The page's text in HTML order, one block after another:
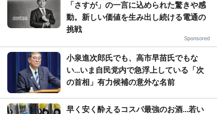
「さすが」の一言に込められた驚きや感
動。新しい価値を生み出し続ける電通の
挑戦
Sponsored
小泉進次郎氏でも、高市早苗氏でもな
い...いま自民党内で急浮上している「次
の首相」有力候補の意外な名前
早く安く酔えるコスパ最強のお酒...若い